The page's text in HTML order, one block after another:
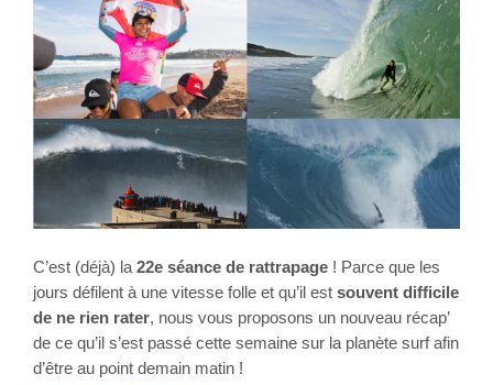
C’est (déjà) la 22e séance de rattrapage ! Parce que les
jours défilent à une vitesse folle et qu’il est souvent difficile
de ne rien rater, nous vous proposons un nouveau récap’
de ce qu’il s’est passé cette semaine sur la planète surf afin
d’être au point demain matin !